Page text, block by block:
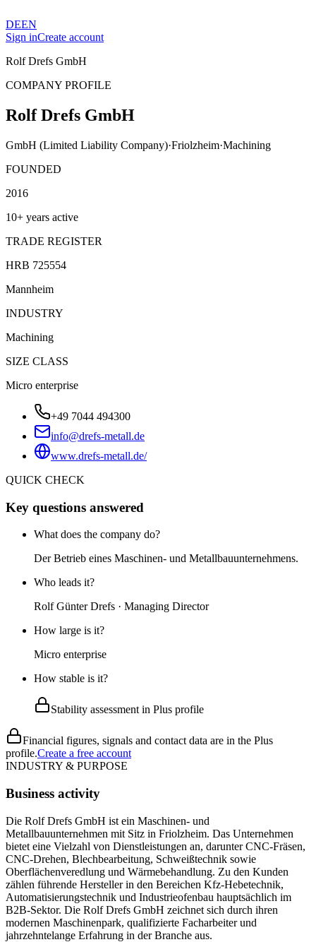
DEEN
Sign inCreate account
Rolf Drefs GmbH
COMPANY PROFILE
Rolf Drefs GmbH
GmbH (Limited Liability Company)·Friolzheim·Machining
FOUNDED
2016
10+ years active
TRADE REGISTER
HRB 725554
Mannheim
INDUSTRY
Machining
SIZE CLASS
Micro enterprise
+49 7044 494300
info@drefs-metall.de
www.drefs-metall.de/
QUICK CHECK
Key questions answered
What does the company do?
Der Betrieb eines Maschinen- und Metallbauunternehmens.
Who leads it?
Rolf Günter Drefs · Managing Director
How large is it?
Micro enterprise
How stable is it?
Stability assessment in Plus profile
Financial figures, signals and contact data are in the Plus
profile.Create a free account
INDUSTRY & PURPOSE
Business activity
Die Rolf Drefs GmbH ist ein Maschinen- und
Metallbauunternehmen mit Sitz in Friolzheim. Das Unternehmen
bietet eine Vielzahl von Dienstleistungen an, darunter CNC-Fräsen,
CNC-Drehen, Blechbearbeitung, Schweißtechnik sowie
Oberflächenveredlung und Wärmebehandlung. Zu den Kunden
zählen führende Hersteller in den Bereichen Kfz-Hebetechnik,
Automatisierungstechnik und Industrieofenbau hauptsächlich im
B2B-Sektor. Die Rolf Drefs GmbH zeichnet sich durch ihren
modernen Maschinenpark, qualifizierte Facharbeiter und
jahrzehntelange Erfahrung in der Branche aus.